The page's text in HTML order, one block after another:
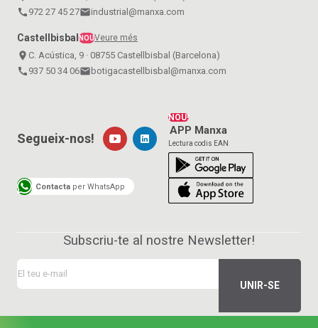
call 972 27 45 27emailindustrial@manxa.com
CastellbisbalNOUVeure més
place C. Acústica, 9 · 08755 Castellbisbal (Barcelona)
call 937 50 34 06emailbotigacastellbisbal@manxa.com
NOU!
APP Manxa
Lectura codis EAN
Segueix-nos!
Contacta per WhatsApp
Subscriu-te al nostre Newsletter!